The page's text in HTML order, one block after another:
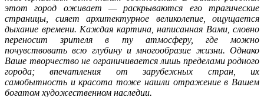
этот город оживает — раскрываются его трагические
страницы, сияет архитектурное великолепие, ощущается
дыхание времени. Каждая картина, написанная Вами, словно
переносит зрителя в ту атмосферу, где можно
почувствовать всю глубину и многообразие жизни. Однако
Ваше творчество не ограничивается лишь пределами родного
города; впечатления от зарубежных стран, их
самобытность и красота тоже нашли отражение в Вашем
богатом художественном наследии.